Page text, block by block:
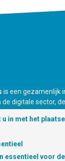
is een gezamenlijk
digitale sector,
u in met het
essentieel voor